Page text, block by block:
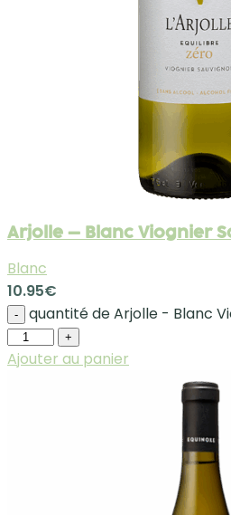
Arjolle – Blanc Viognier
Blanc
10.95€
- quantité de Arjolle - Blanc
+
Ajouter au panier